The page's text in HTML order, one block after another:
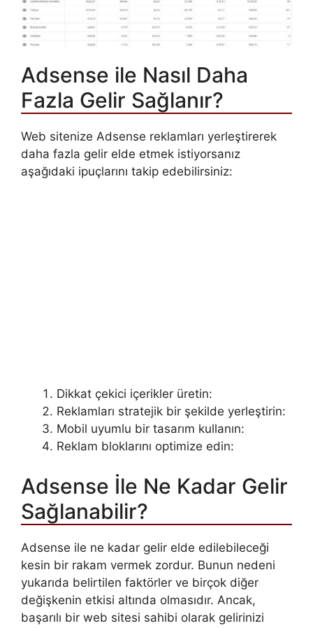
Adsense ile Nasıl Daha
Fazla Gelir Sağlanır?
Web sitenize Adsense reklamları yerleştirerek
daha fazla gelir elde etmek istiyorsanız
aşağıdaki ipuçlarını takip edebilirsiniz:
Dikkat çekici içerikler üretin:
Reklamları stratejik bir şekilde yerleştirin:
Mobil uyumlu bir tasarım kullanın:
Reklam bloklarını optimize edin:
Adsense İle Ne Kadar Gelir
Sağlanabilir?
Adsense ile ne kadar gelir elde edilebileceği
kesin bir rakam vermek zordur. Bunun nedeni
yukarıda belirtilen faktörler ve birçok diğer
değişkenin etkisi altında olmasıdır. Ancak,
başarılı bir web sitesi sahibi olarak gelirinizi